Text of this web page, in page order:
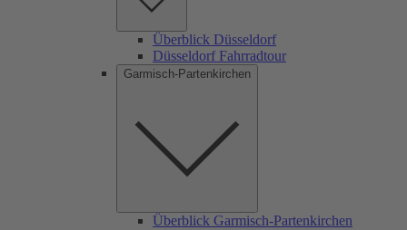
Überblick Düsseldorf
Düsseldorf Fahrradtour
Garmisch-Partenkirchen
Überblick Garmisch-Partenkirchen